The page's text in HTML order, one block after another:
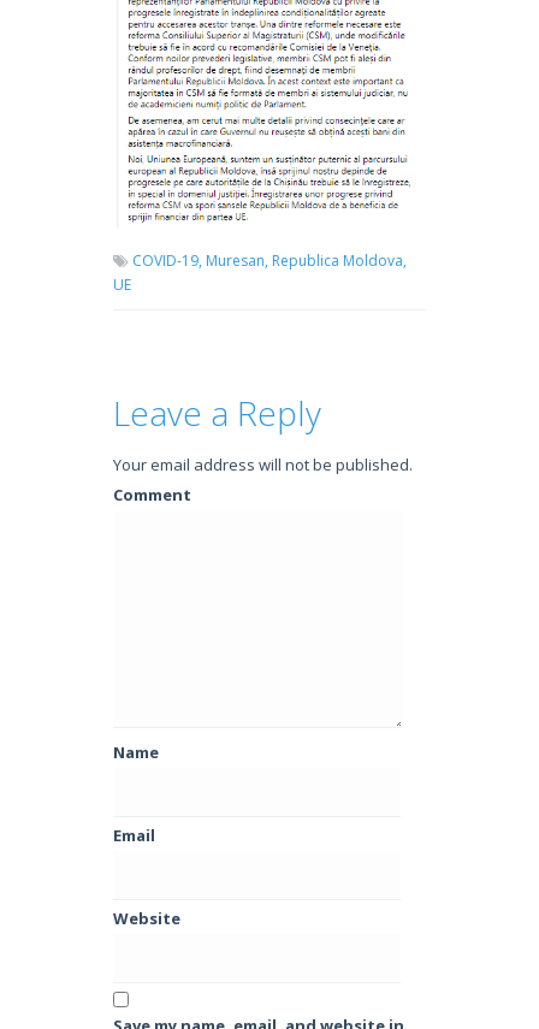
COVID-19, Muresan, Republica Moldova,
UE
Leave a Reply
Your email address will not be published.
Comment
Name
Email
Website